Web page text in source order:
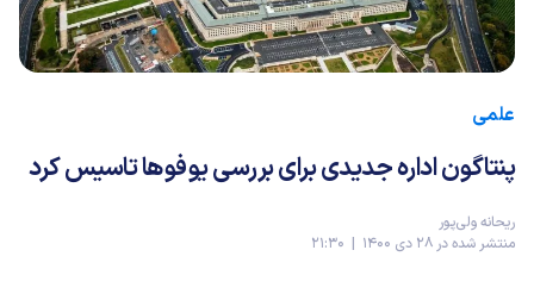
علمی
پنتاگون اداره جدیدی برای بررسی یوفوها تاسیس کرد
ریحانه ولی‌پور
منتشر شده در 28 دی 1400 | 21:30